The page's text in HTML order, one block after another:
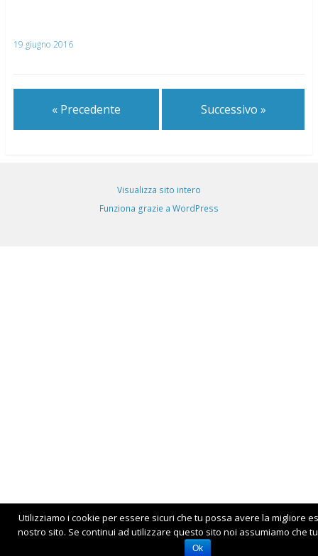
19 giugno 2016
« Precedente Successivo »
Visualizza sito intero
Funziona grazie a WordPress
Utilizziamo i cookie per essere sicuri che tu possa avere la migliore
nostro sito. Se continui ad utilizzare questo sito noi assumiamo che
Ok